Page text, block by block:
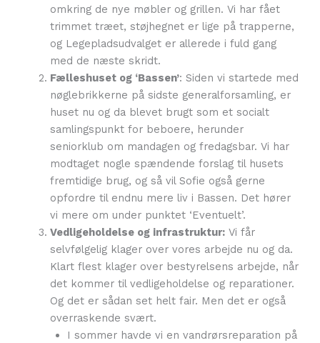
omkring de nye møbler og grillen. Vi har fået
trimmet træet, støjhegnet er lige på trapperne,
og Legepladsudvalget er allerede i fuld gang
med de næste skridt.
Fælleshuset og ‘Bassen’: Siden vi startede med
nøglebrikkerne på sidste generalforsamling, er
huset nu og da blevet brugt som et socialt
samlingspunkt for beboere, herunder
seniorklub om mandagen og fredagsbar. Vi har
modtaget nogle spændende forslag til husets
fremtidige brug, og så vil Sofie også gerne
opfordre til endnu mere liv i Bassen. Det hører
vi mere om under punktet ‘Eventuelt’.
Vedligeholdelse og infrastruktur: Vi får
selvfølgelig klager over vores arbejde nu og da.
Klart flest klager over bestyrelsens arbejde, når
det kommer til vedligeholdelse og reparationer.
Og det er sådan set helt fair. Men det er også
overraskende svært.
I sommer havde vi en vandrørsreparation på